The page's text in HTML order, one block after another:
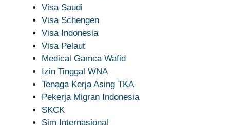
Visa Saudi
Visa Schengen
Visa Indonesia
Visa Pelaut
Medical Gamca Wafid
Izin Tinggal WNA
Tenaga Kerja Asing TKA
Pekerja Migran Indonesia
SKCK
Sim Internasional